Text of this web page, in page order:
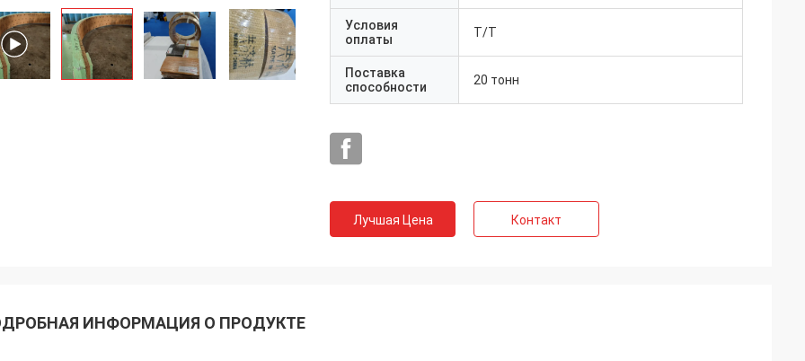
с Xinyan с 2010, это
Условия
оплаты
Т/Т
Поставка
способности
20 тонн
Лучшая Цена Контакт
ИНФОРМАЦИЯ О ПРОДУКТЕ